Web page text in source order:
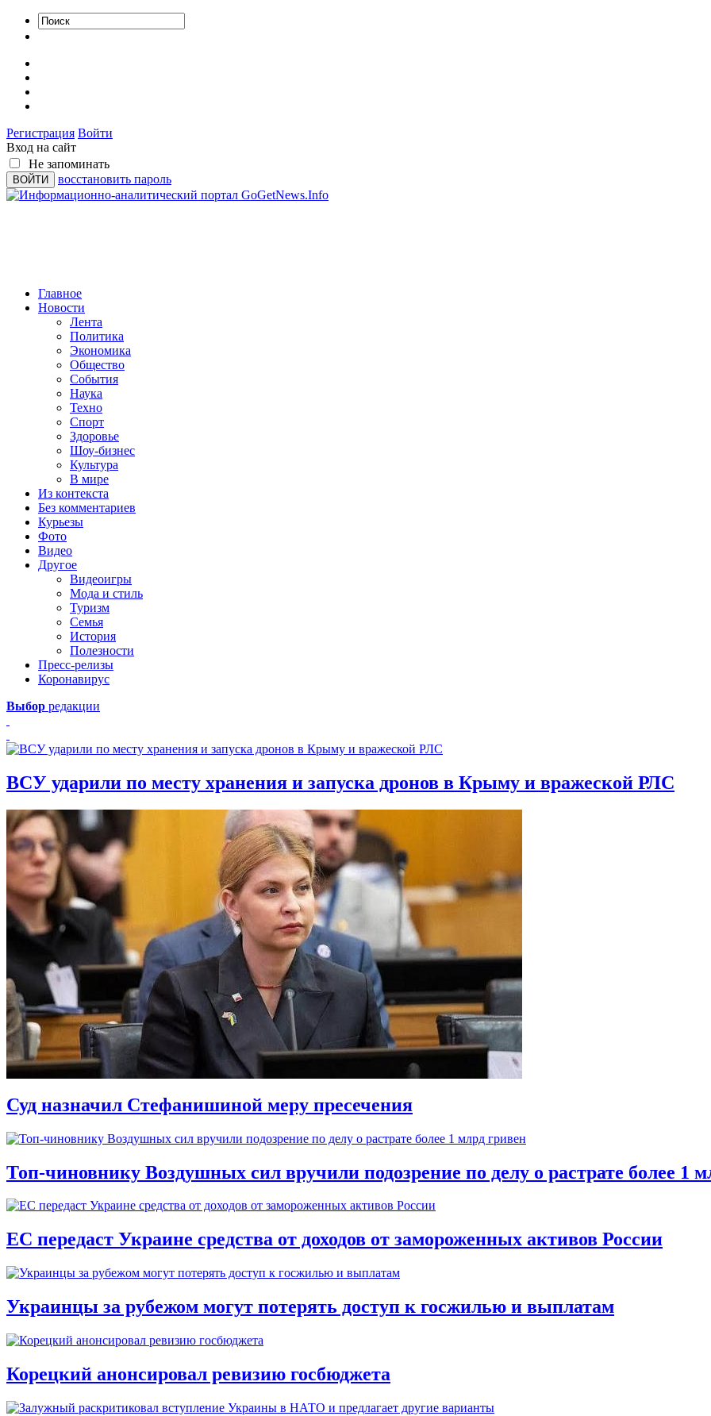
Регистрация Войти
Вход на сайт
Не запоминать
восстановить пароль
Главное
Новости
Лента
Политика
Экономика
Общество
События
Наука
Техно
Спорт
Здоровье
Шоу-бизнес
Культура
В мире
Из контекста
Без комментариев
Курьезы
Фото
Видео
Другое
Видеоигры
Мода и стиль
Туризм
Семья
История
Полезности
Пресс-релизы
Коронавирус
Выбор редакции
ВСУ ударили по месту хранения и запуска дронов в Крыму и вражеской РЛС
Суд назначил Стефанишиной меру пресечения
Топ-чиновнику Воздушных сил вручили подозрение по делу о растрате более 1
ЕС передаст Украине средства от доходов от замороженных активов России
Украинцы за рубежом могут потерять доступ к госжилью и выплатам
Корецкий анонсировал ревизию госбюджета